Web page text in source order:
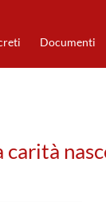
Documenti